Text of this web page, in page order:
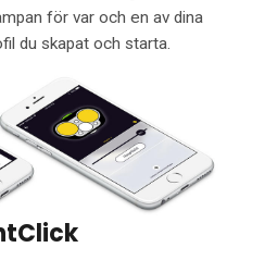
för var och en av dina
du skapat och starta.